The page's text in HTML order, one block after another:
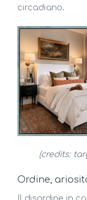
circadiano.
(credits:
Ordine,